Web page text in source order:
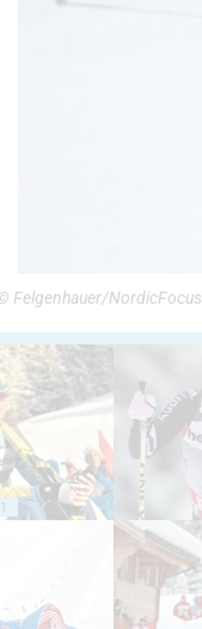
Felgenhauer/NordicFocus
1